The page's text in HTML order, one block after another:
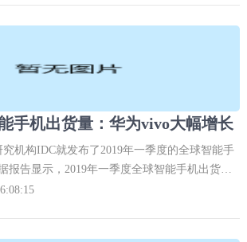
机构IDC就发布了2019年一季度的全球智能手
报告显示，2019年一季度全球智能手机出货总
年同期下滑了6.6%。